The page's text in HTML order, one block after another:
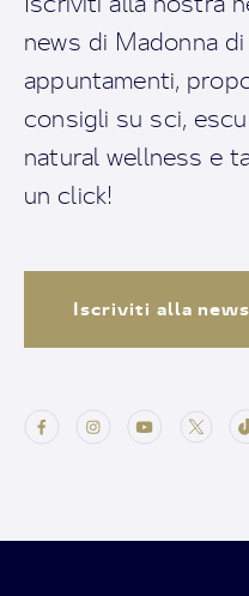
news di Madonna
appuntamenti,
consigli su sci,
natural wellness e
un click!
Iscriviti alla